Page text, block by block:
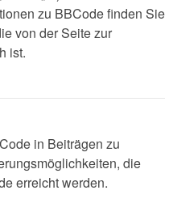
zu BBCode finden Sie
von der Seite zur
ist.
in Beiträgen zu
die
erreicht werden.